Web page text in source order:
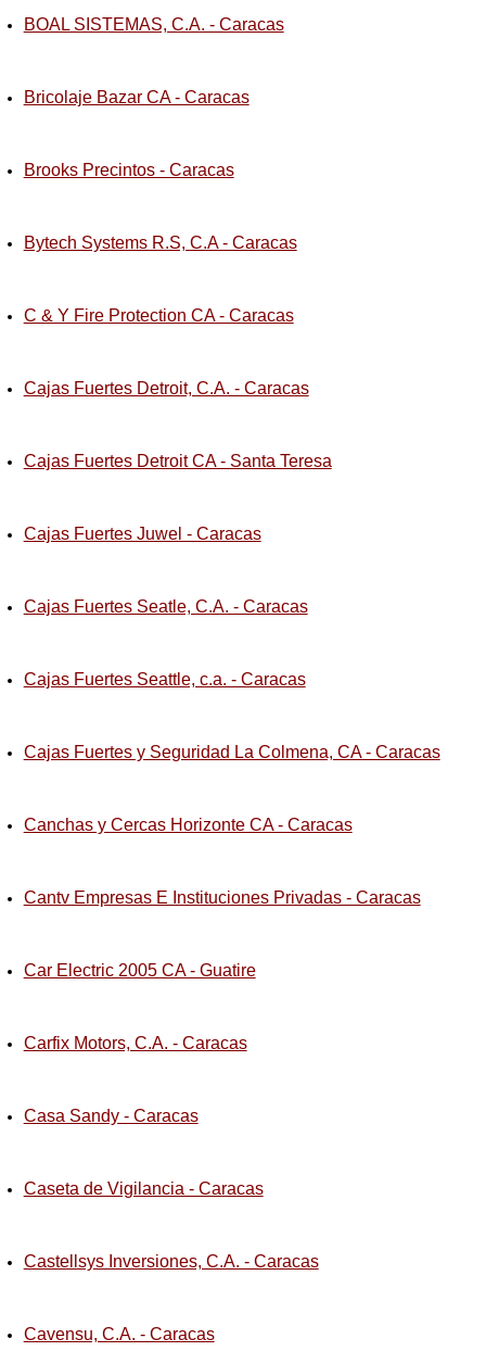
BOAL SISTEMAS, C.A. - Caracas
Bricolaje Bazar CA - Caracas
Brooks Precintos - Caracas
Bytech Systems R.S, C.A - Caracas
C & Y Fire Protection CA - Caracas
Cajas Fuertes Detroit, C.A. - Caracas
Cajas Fuertes Detroit CA - Santa Teresa
Cajas Fuertes Juwel - Caracas
Cajas Fuertes Seatle, C.A. - Caracas
Cajas Fuertes Seattle, c.a. - Caracas
Cajas Fuertes y Seguridad La Colmena, CA - Caracas
Canchas y Cercas Horizonte CA - Caracas
Cantv Empresas E Instituciones Privadas - Caracas
Car Electric 2005 CA - Guatire
Carfix Motors, C.A. - Caracas
Casa Sandy - Caracas
Caseta de Vigilancia - Caracas
Castellsys Inversiones, C.A. - Caracas
Cavensu, C.A. - Caracas